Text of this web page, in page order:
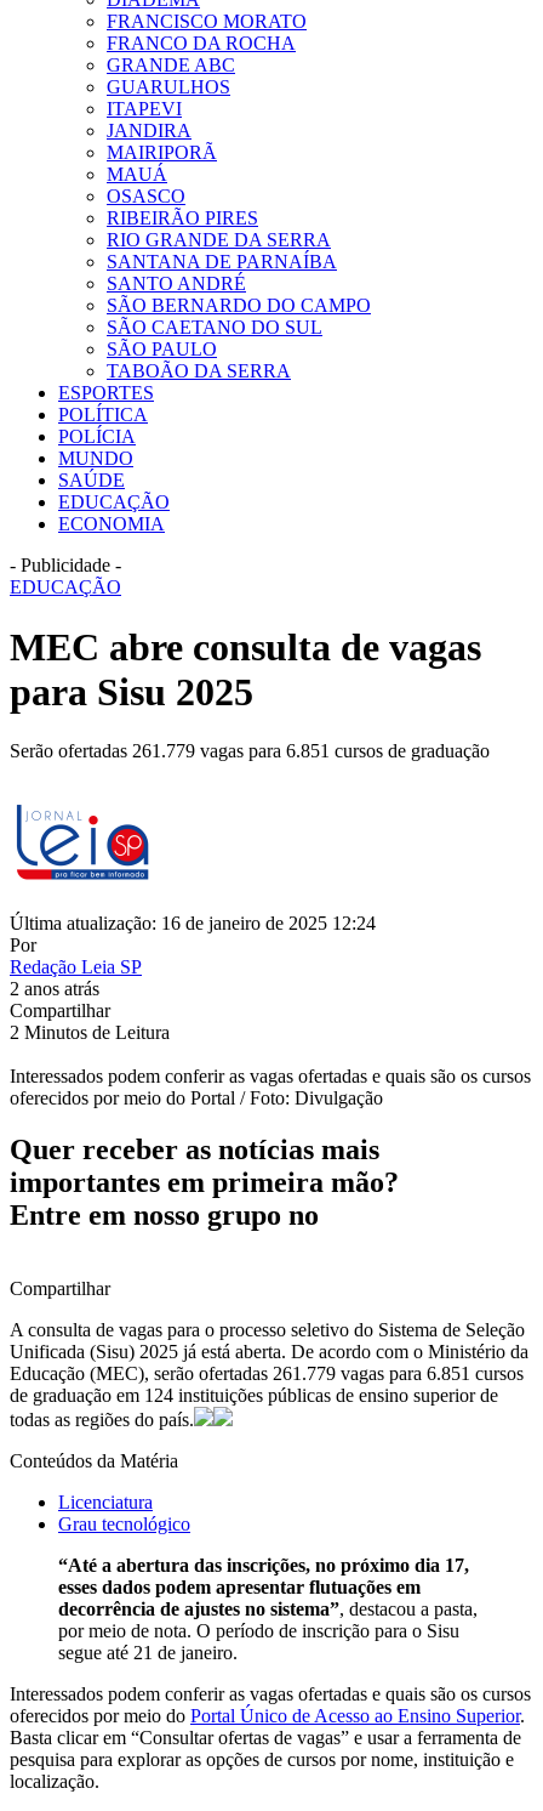
FRANCISCO MORATO
FRANCO DA ROCHA
GRANDE ABC
GUARULHOS
ITAPEVI
JANDIRA
MAIRIPORÃ
MAUÁ
OSASCO
RIBEIRÃO PIRES
RIO GRANDE DA SERRA
SANTANA DE PARNAÍBA
SANTO ANDRÉ
SÃO BERNARDO DO CAMPO
SÃO CAETANO DO SUL
SÃO PAULO
TABOÃO DA SERRA
ESPORTES
POLÍTICA
POLÍCIA
MUNDO
SAÚDE
EDUCAÇÃO
ECONOMIA
- Publicidade -
EDUCAÇÃO
MEC abre consulta de vagas
para Sisu 2025
Serão ofertadas 261.779 vagas para 6.851 cursos de graduação
Última atualização: 16 de janeiro de 2025 12:24
Por
Redação Leia SP
2 anos atrás
Compartilhar
2 Minutos de Leitura
Interessados podem conferir as vagas ofertadas e quais são os cursos
oferecidos por meio do Portal / Foto: Divulgação
Quer receber as notícias mais
importantes em primeira mão?
Entre em nosso grupo no
Compartilhar
A consulta de vagas para o processo seletivo do Sistema de Seleção
Unificada (Sisu) 2025 já está aberta. De acordo com o Ministério da
Educação (MEC), serão ofertadas 261.779 vagas para 6.851 cursos
de graduação em 124 instituições públicas de ensino superior de
todas as regiões do país.
Conteúdos da Matéria
Licenciatura
Grau tecnológico
“Até a abertura das inscrições, no próximo dia 17,
esses dados podem apresentar flutuações em
decorrência de ajustes no sistema”, destacou a pasta,
por meio de nota. O período de inscrição para o Sisu
segue até 21 de janeiro.
Interessados podem conferir as vagas ofertadas e quais são os cursos
oferecidos por meio do Portal Único de Acesso ao Ensino Superior.
Basta clicar em “Consultar ofertas de vagas” e usar a ferramenta de
pesquisa para explorar as opções de cursos por nome, instituição e
localização.